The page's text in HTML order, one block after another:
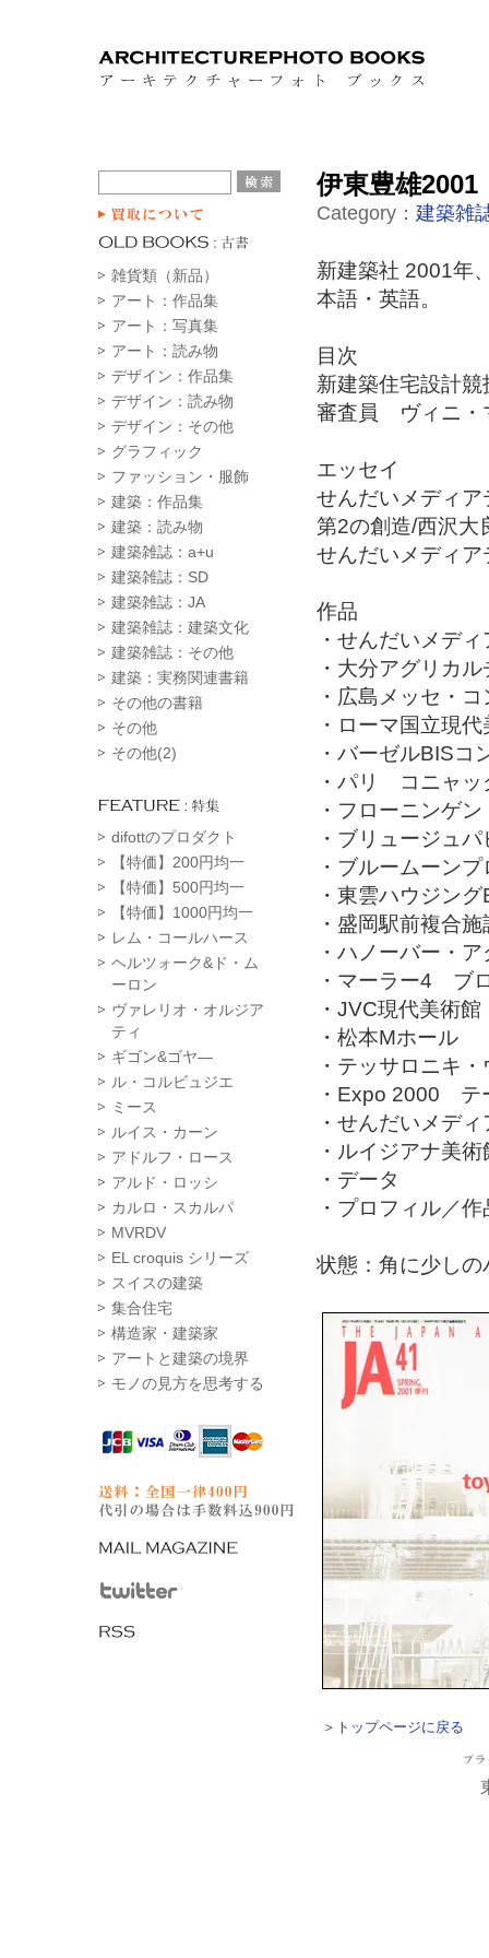
雑貨類（新品）
アート：作品集
アート：写真集
アート：読み物
デザイン：作品集
デザイン：読み物
デザイン：その他
グラフィック
ファッション・服飾
建築：作品集
建築：読み物
建築雑誌：a+u
建築雑誌：SD
建築雑誌：JA
建築雑誌：建築文化
建築雑誌：その他
建築：実務関連書籍
その他の書籍
その他
その他(2)
difottのプロダクト
【特価】200円均一
【特価】500円均一
【特価】1000円均一
レム・コールハース
ヘルツォーク&ド・ム
ーロン
ヴァレリオ・オルジア
ティ
ギゴン&ゴヤ―
ル・コルビュジエ
ミース
ルイス・カーン
アドルフ・ロース
アルド・ロッシ
カルロ・スカルパ
MVRDV
EL croquis シリーズ
スイスの建築
集合住宅
構造家・建築家
アートと建築の境界
モノの見方を思考する
伊東豊雄
Category： 建築雑
新建築社 2001年
本語・英語。
目次
新建築住宅設計
審査員 ヴィニ・
エッセイ
せんだいメディ
第2の創造/西沢大
せんだいメディ
作品
・せんだいメデ
・大分アグリカ
・広島メッセ・
・ローマ国立現
・バーゼルBISコ
・パリ コニャッ
・フローニンゲ
・ブリュージュ
・ブルームーン
・東雲ハウジン
・盛岡駅前複合
・ハノーバー・
・マーラー4 ブ
・JVC現代美術館
・松本Mホール
・テッサロニキ
・Expo 2000 テ
・せんだいメデ
・ルイジアナ美
・データ
・プロフィル／
状態：角に少し
＞トップページに戻る